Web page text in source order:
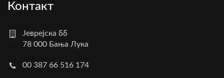
Контакт
Јеврејска бб
78 000 Бања Лука
00 387 66 516 174